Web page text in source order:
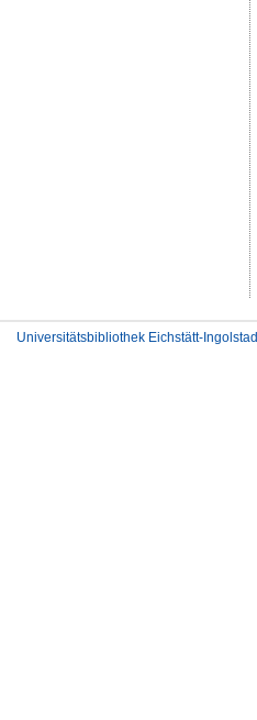
Universitätsbibliothek Eichstätt-